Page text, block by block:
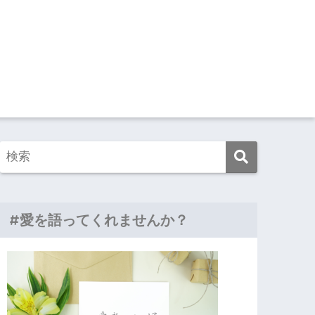
#愛を語ってくれませんか？